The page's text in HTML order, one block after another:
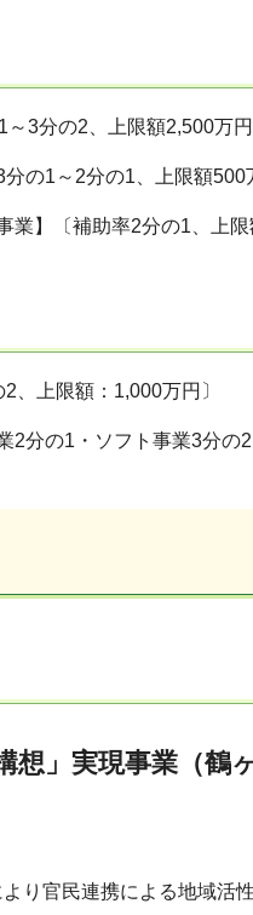
3分の2、上限額2,500万円
の1～2分の1、上限額500
】〔補助率2分の1、上限
、上限額：1,000万円〕
分の1・ソフト事業3分の2
」実現事業（鶴ヶ
り官民連携による地域活性